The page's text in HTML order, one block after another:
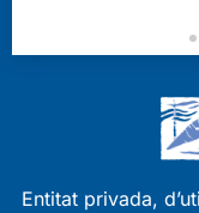
Entitat privada,